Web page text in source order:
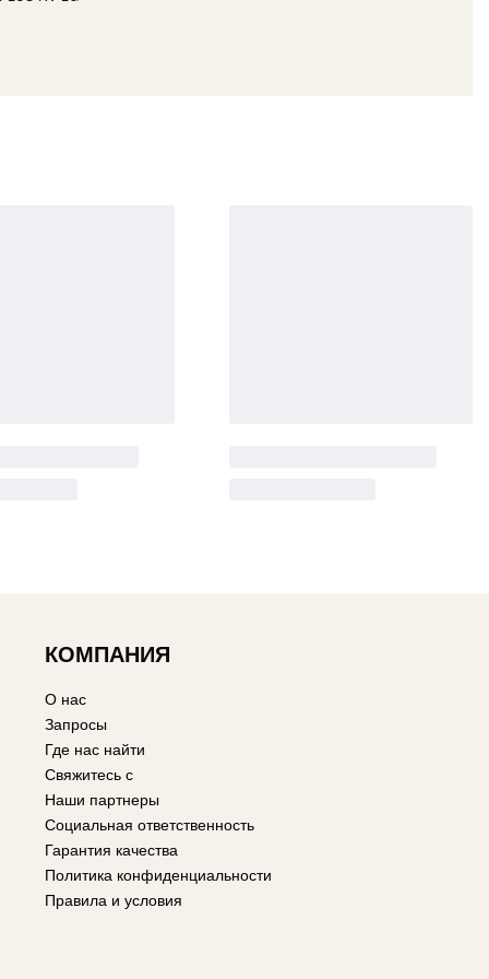
КОМПАНИЯ
О нас
Запросы
Где нас найти
Свяжитесь с
Наши партнеры
Социальная ответственность
Гарантия качества
Политика конфиденциальности
Правила и условия